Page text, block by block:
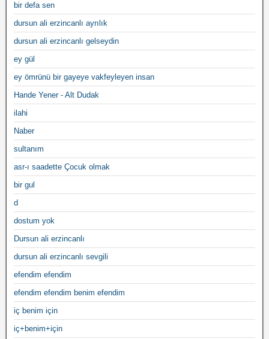
bir defa sen
dursun ali erzincanlı ayrılık
dursun ali erzincanlı gelseydin
ey gül
ey ömrünü bir gayeye vakfeyleyen insan
Hande Yener - Alt Dudak
ilahi
Naber
sultanım
asr-ı saadette Çocuk olmak
bir gul
d
dostum yok
Dursun ali erzincanlı
dursun ali erzincanlı sevgili
efendim efendim
efendim efendim benim efendim
iç benim için
iç+benim+için